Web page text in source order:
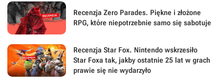
Recenzja Zero Parades. Piękne i złożone
RPG, które niepotrzebnie samo się sabotuje
Recenzja Star Fox. Nintendo wskrzesiło
Star Foxa tak, jakby ostatnie 25 lat w grach
prawie się nie wydarzyło